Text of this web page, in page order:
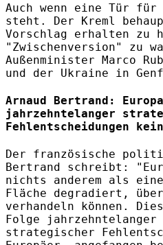
Auch wenn eine Tür für
steht. Der Kreml
Vorschlag erhalten zu
"Zwischenversion" zu
Außenminister Marco
und der Ukraine in
Arnaud Bertrand:
jahrzehntelanger
Fehlentscheidungen
Der französische
Bertrand schreibt:
nichts anderem als
Fläche degradiert,
verhandeln können.
Folge jahrzehntelanger
strategischer